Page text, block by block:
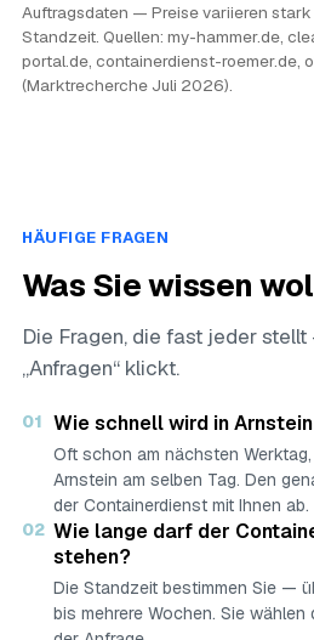
Auftragsdaten — Preise variieren
Standzeit. Quellen: my-hammer.de,
portal.de, containerdienst-roemer.de,
(Marktrecherche Juli 2026).
HÄUFIGE FRAGEN
Was Sie wissen
Die Fragen, die fast jeder
„Anfragen“ klickt.
01 Wie schnell wird in
Oft schon am nächsten
Arnstein am selben Tag. Den
der Containerdienst mit Ihnen ab.
02 Wie lange darf der
stehen?
Die Standzeit bestimmen Sie —
bis mehrere Wochen. Sie wählen